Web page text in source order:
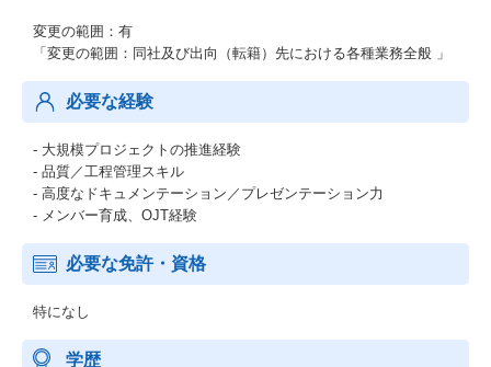
変更の範囲：有
「変更の範囲：同社及び出向（転籍）先における各種業務全般 」
必要な経験
- 大規模プロジェクトの推進経験
- 品質／工程管理スキル
- 高度なドキュメンテーション／プレゼンテーション力
- メンバー育成、OJT経験
必要な免許・資格
特になし
学歴